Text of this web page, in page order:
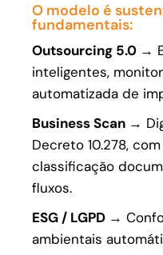
O modelo é
fundamentais:
Outsourcing 5.0 →
inteligentes,
automatizada de
Business Scan →
Decreto 10.278,
classificação
fluxos.
ESG / LGPD →
ambientais